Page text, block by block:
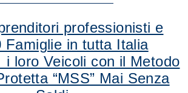
professionisti e
Famiglie in tutta Italia
loro Veicoli con il Metodo
“MSS” Mai Senza